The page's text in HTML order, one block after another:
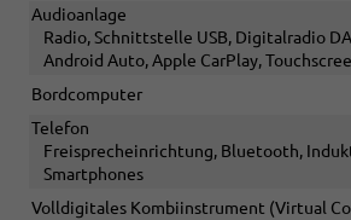
Audioanlage
Radio, Schnittstelle USB, Digitalradio
Android Auto, Apple CarPlay,
Bordcomputer
Telefon
Freisprecheinrichtung, Bluetooth,
Smartphones
Volldigitales Kombiinstrument (Virtual